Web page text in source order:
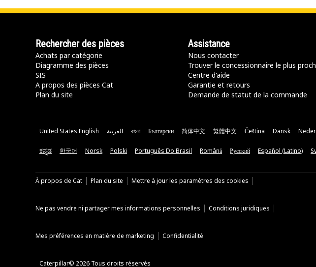
Rechercher des pièces
Achats par catégorie
Diagramme des pièces
SIS
A propos des pièces Cat
Plan du site
Assistance
Nous contacter
Trouver le concessionnaire le plus
Centre d'aide
Garantie et retours
Demande de statut de la commande
United States English العربية বাংলা Български 简体中文 繁體中文 Čeština Dansk
ಕನ್ನಡ 한국어 Norsk Polski Português Do Brasil Română Русский Español (Latino)
À propos de Cat Plan du site Mettre à jour les paramètres des cookies
Ne pas vendre ni partager mes informations personnelles Conditions juridiques
Mes préférences en matière de marketing Confidentialité
Caterpillar© 2026 Tous droits réservés